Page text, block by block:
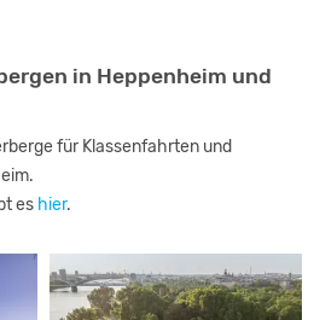
in Heppenheim und
für Klassenfahrten und
es hier.